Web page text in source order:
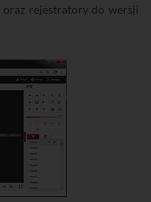
oraz rejestratory do wersji